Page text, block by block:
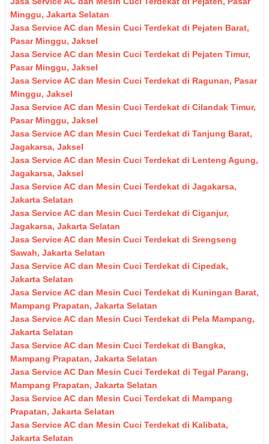
Minggu, Jakarta Selatan
Jasa Service AC dan Mesin Cuci Terdekat di Pejaten Barat,
Pasar Minggu, Jaksel
Jasa Service AC dan Mesin Cuci Terdekat di Pejaten Timur,
Pasar Minggu, Jaksel
Jasa Service AC dan Mesin Cuci Terdekat di Ragunan, Pasar
Minggu, Jaksel
Jasa Service AC dan Mesin Cuci Terdekat di Cilandak Timur,
Pasar Minggu, Jaksel
Jasa Service AC dan Mesin Cuci Terdekat di Tanjung Barat,
Jagakarsa, Jaksel
Jasa Service AC dan Mesin Cuci Terdekat di Lenteng Agung,
Jagakarsa, Jaksel
Jasa Service AC dan Mesin Cuci Terdekat di Jagakarsa,
Jakarta Selatan
Jasa Service AC dan Mesin Cuci Terdekat di Ciganjur,
Jagakarsa, Jakarta Selatan
Jasa Service AC dan Mesin Cuci Terdekat di Srengseng
Sawah, Jakarta Selatan
Jasa Service AC dan Mesin Cuci Terdekat di Cipedak,
Jakarta Selatan
Jasa Service AC dan Mesin Cuci Terdekat di Kuningan Barat,
Mampang Prapatan, Jakarta Selatan
Jasa Service AC dan Mesin Cuci Terdekat di Pela Mampang,
Jakarta Selatan
Jasa Service AC dan Mesin Cuci Terdekat di Bangka,
Mampang Prapatan, Jakarta Selatan
Jasa Service AC Dan Mesin Cuci Terdekat di Tegal Parang,
Mampang Prapatan, Jakarta Selatan
Jasa Service AC dan Mesin Cuci Terdekat di Mampang
Prapatan, Jakarta Selatan
Jasa Service AC dan Mesin Cuci Terdekat di Kalibata,
Jakarta Selatan